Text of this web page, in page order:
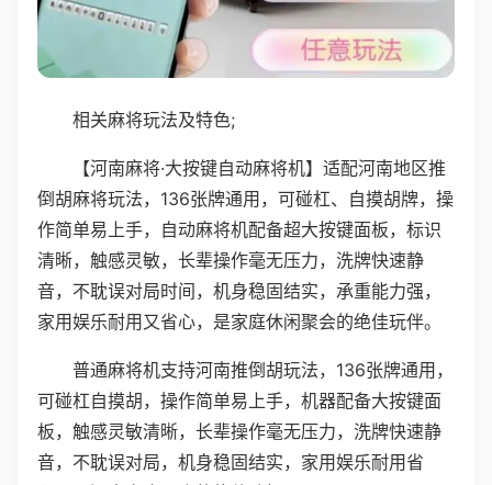
相关麻将玩法及特色;
【河南麻将·大按键自动麻将机】适配河南地区推
倒胡麻将玩法，136张牌通用，可碰杠、自摸胡牌，操
作简单易上手，自动麻将机配备超大按键面板，标识
清晰，触感灵敏，长辈操作毫无压力，洗牌快速静
音，不耽误对局时间，机身稳固结实，承重能力强，
家用娱乐耐用又省心，是家庭休闲聚会的绝佳玩伴。
普通麻将机支持河南推倒胡玩法，136张牌通用，
可碰杠自摸胡，操作简单易上手，机器配备大按键面
板，触感灵敏清晰，长辈操作毫无压力，洗牌快速静
音，不耽误对局，机身稳固结实，家用娱乐耐用省